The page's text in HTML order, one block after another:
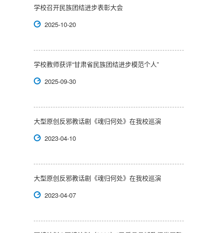
学校召开民族团结进步表彰大会
2025-10-20
学校教师获评“甘肃省民族团结进步模范个人”
2025-09-30
大型原创反邪教话剧《魂归何处》在我校巡演
2023-04-10
大型原创反邪教话剧《魂归何处》在我校巡演
2023-04-07